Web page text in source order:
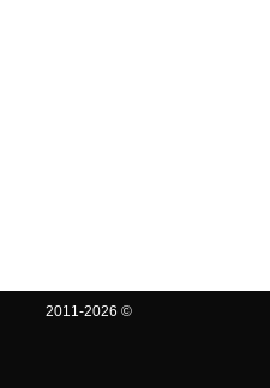
2011-2026 ©